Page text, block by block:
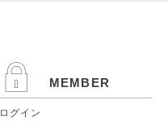
MEMBER
ログイン